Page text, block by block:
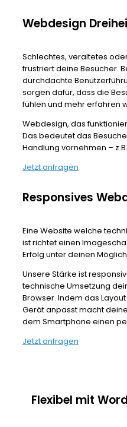
Webdesign
Schlechtes, veraltetes
frustriert deine Besucher.
durchdachte
sorgen dafür, dass die
fühlen und mehr erfahren
Webdesign, das
Das bedeutet das
Handlung vornehmen –
Jetzt anfragen
Responsives
Eine Website welche
ist richtet einen
Erfolg unter deinen
Unsere Stärke ist
technische Umsetzung
Browser. Indem das
Gerät anpasst macht
dem Smartphone einen
Jetzt anfragen
Flexibel mit